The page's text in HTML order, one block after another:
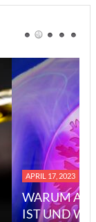
APRIL 17, 2023
WARUM
IST UND